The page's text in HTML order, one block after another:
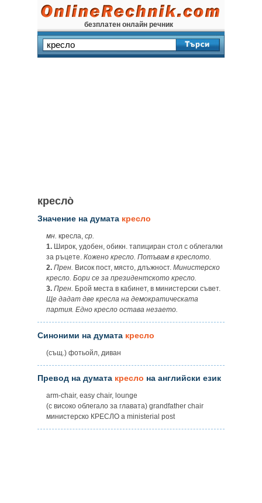
безплатен онлайн речник
кресло̀
Значение на думата кресло
мн. кресла, ср.
1. Широк, удобен, обикн. тапициран стол с облегалки
за ръцете. Кожено кресло. Потъвам в креслото.
2. Прен. Висок пост, място, длъжност. Министерско
кресло. Бори се за президентското кресло.
3. Прен. Брой места в кабинет, в министерски съвет.
Ще дадат две кресла на демократическата
партия. Едно кресло остава незаето.
Синоними на думата кресло
(същ.) фотьойл, диван
Превод на думата кресло на английски език
arm-chair, easy chair, lounge
(с високо облегало за главата) grandfather chair
министерско КРЕСЛО а ministerial post